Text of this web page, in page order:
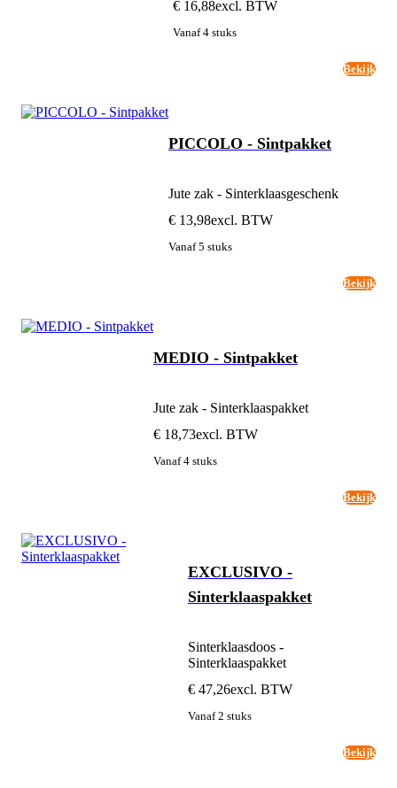
€ 16,88excl. BTW
Vanaf 4 stuks
Bekijk
PICCOLO - Sintpakket
Jute zak - Sinterklaasgeschenk
€ 13,98excl. BTW
Vanaf 5 stuks
Bekijk
MEDIO - Sintpakket
Jute zak - Sinterklaaspakket
€ 18,73excl. BTW
Vanaf 4 stuks
Bekijk
EXCLUSIVO -
Sinterklaaspakket
Sinterklaasdoos -
Sinterklaaspakket
€ 47,26excl. BTW
Vanaf 2 stuks
Bekijk